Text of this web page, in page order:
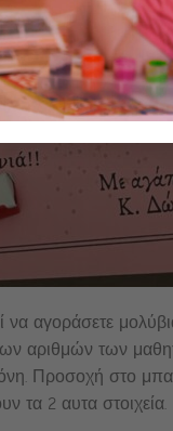
να αγοράσετε
αριθμών των
Προσοχή στο
τα 2 αυτα στοιχεία.